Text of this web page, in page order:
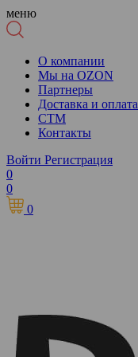
меню
О компании
Мы на OZON
Партнеры
Доставка и оплата
СТМ
Контакты
Войти Регистрация
0
0
0